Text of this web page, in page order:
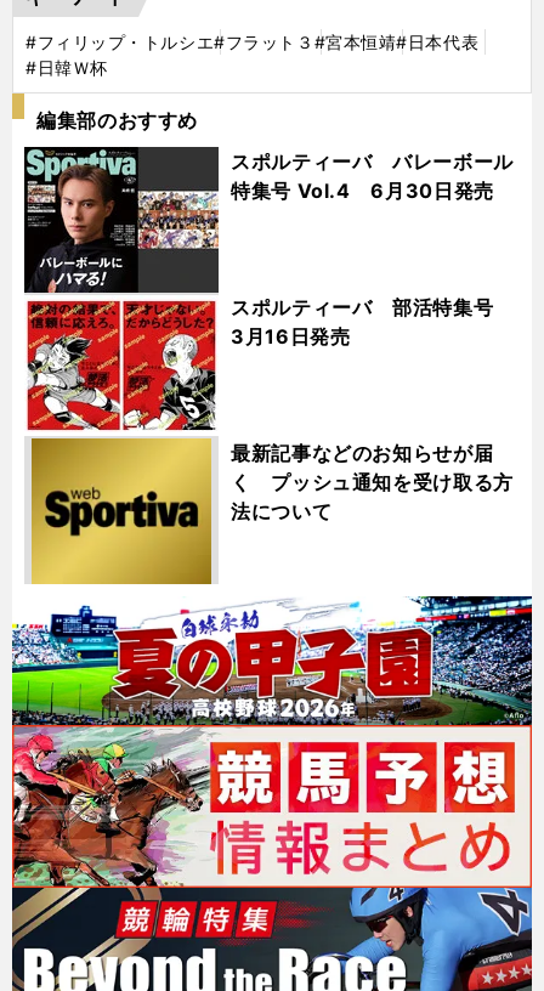
#フィリップ・トルシエ#フラット３ #宮本恒靖#日本代表
#日韓Ｗ杯
編集部のおすすめ
スポルティーバ バレーボール
特集号 Vol.4 6月30日発売
スポルティーバ 部活特集号
3月16日発売
最新記事などのお知らせが届
く プッシュ通知を受け取る方
法について